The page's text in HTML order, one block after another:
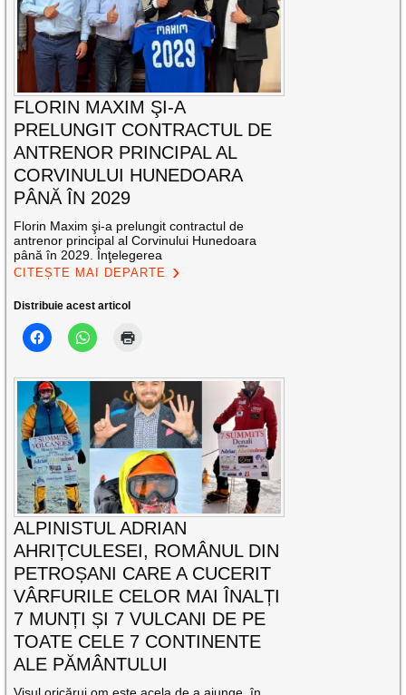
FLORIN MAXIM ŞI-A
PRELUNGIT CONTRACTUL DE
ANTRENOR PRINCIPAL AL
CORVINULUI HUNEDOARA
PÂNĂ ÎN 2029
Florin Maxim şi-a prelungit contractul de
antrenor principal al Corvinului Hunedoara
până în 2029. Înţelegerea
CITEȘTE MAI DEPARTE
Distribuie acest articol
ALPINISTUL ADRIAN
AHRIȚCULESEI, ROMÂNUL DIN
PETROȘANI CARE A CUCERIT
VÂRFURILE CELOR MAI ÎNALȚI
7 MUNȚI ȘI 7 VULCANI DE PE
TOATE CELE 7 CONTINENTE
ALE PĂMÂNTULUI
Visul oricărui om este acela de a ajunge, în